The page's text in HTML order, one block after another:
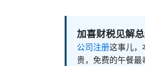
加喜财税见解
公司注册这事儿，
贵，免费的午餐